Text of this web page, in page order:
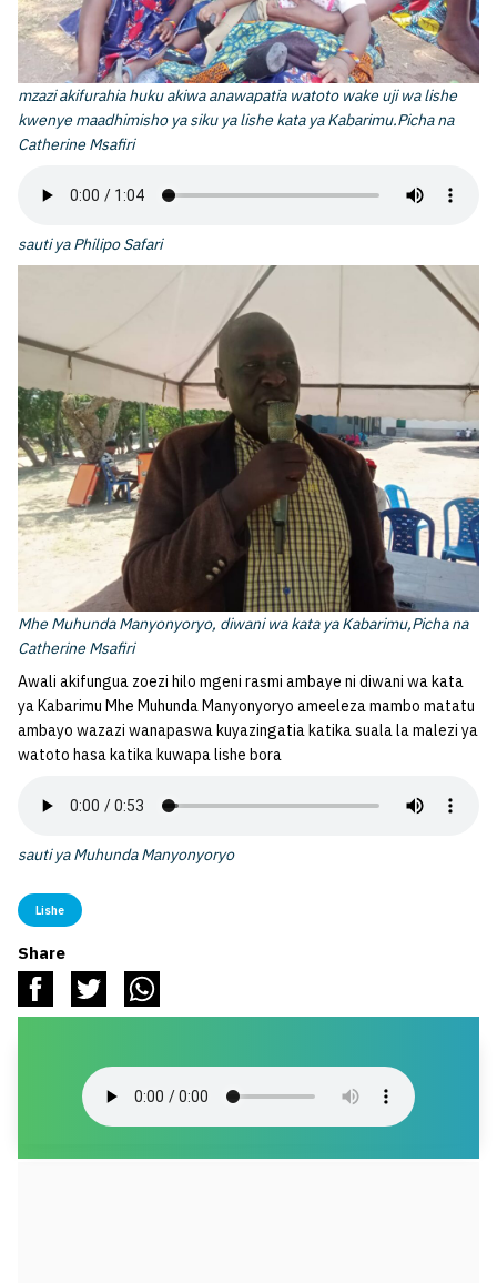
mzazi akifurahia huku akiwa anawapatia watoto wake uji wa lishe
kwenye maadhimisho ya siku ya lishe kata ya Kabarimu.Picha na
Catherine Msafiri
sauti ya Philipo Safari
Mhe Muhunda Manyonyoryo, diwani wa kata ya Kabarimu,Picha na
Catherine Msafiri
Awali akifungua zoezi hilo mgeni rasmi ambaye ni diwani wa kata
ya Kabarimu Mhe Muhunda Manyonyoryo ameeleza mambo matatu
ambayo wazazi wanapaswa kuyazingatia katika suala la malezi ya
watoto hasa katika kuwapa lishe bora
sauti ya Muhunda Manyonyoryo
Lishe
Share